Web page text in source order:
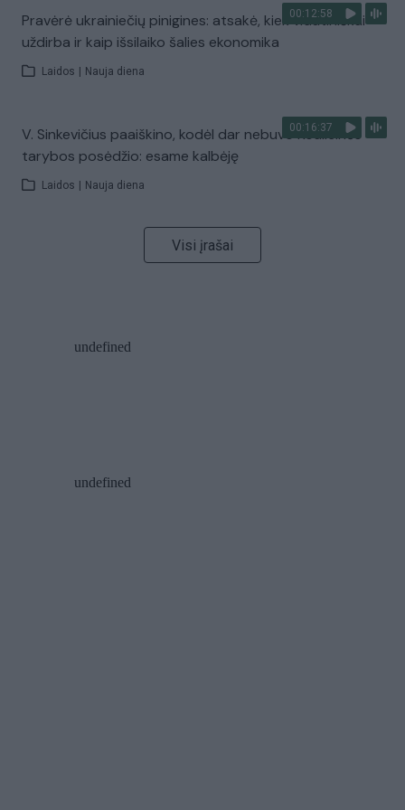
00:12:58
Pravėrė ukrainiečių pinigines: atsakė, kiek vidutiniškai
uždirba ir kaip išsilaiko šalies ekonomika
Laidos Nauja diena
00:16:37
V. Sinkevičius paaiškino, kodėl dar nebuvo Koalicinės
tarybos posėdžio: esame kalbėję
Laidos Nauja diena
Visi įrašai